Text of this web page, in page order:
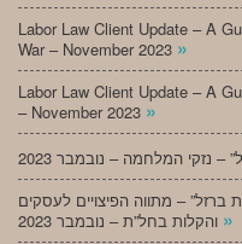
Labor Law Client Update – A
War – November 2023 »
Labor Law Client Update – A
– November 2023 »
– מתווה הפיצויים לעסקים
»